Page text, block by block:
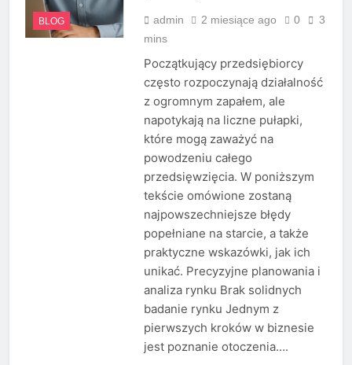
BLOG admin 2 miesiące ago 0
3
mins
Początkujący przedsiębiorcy
często rozpoczynają działalność
z ogromnym zapałem, ale
napotykają na liczne pułapki,
które mogą zaważyć na
powodzeniu całego
przedsięwzięcia. W poniższym
tekście omówione zostaną
najpowszechniejsze błędy
popełniane na starcie, a także
praktyczne wskazówki, jak ich
unikać. Precyzyjne planowania i
analiza rynku Brak solidnych
badanie rynku Jednym z
pierwszych kroków w biznesie
jest poznanie otoczenia….